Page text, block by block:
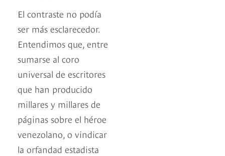
El contraste no podía
ser más esclarecedor.
Entendimos que, entre
sumarse al coro
universal de escritores
que han producido
millares y millares de
páginas sobre el héroe
venezolano, o vindicar
la orfandad estadista